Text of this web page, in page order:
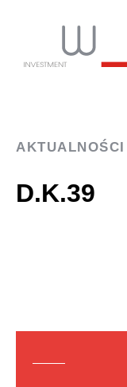
AKTUALNOŚCI
D.K.39